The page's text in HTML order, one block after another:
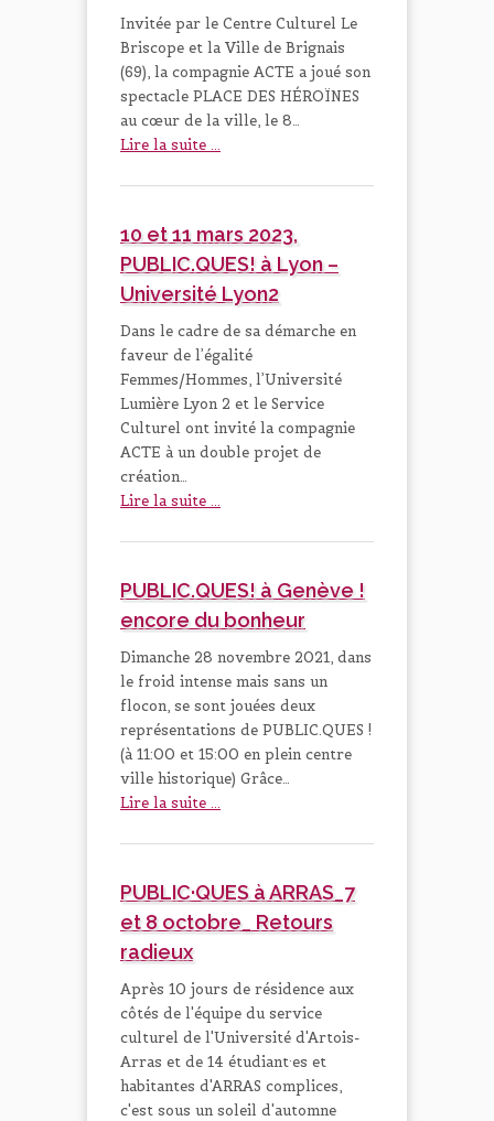
Invitée par le Centre Culturel Le
Briscope et la Ville de Brignais
(69), la compagnie ACTE a joué son
spectacle PLACE DES HÉROÏNES
au cœur de la ville, le 8…
Lire la suite ...
10 et 11 mars 2023,
PUBLIC.QUES! à Lyon –
Université Lyon2
Dans le cadre de sa démarche en
faveur de l’égalité
Femmes/Hommes, l’Université
Lumière Lyon 2 et le Service
Culturel ont invité la compagnie
ACTE à un double projet de
création…
Lire la suite ...
PUBLIC.QUES! à Genève !
encore du bonheur
Dimanche 28 novembre 2021, dans
le froid intense mais sans un
flocon, se sont jouées deux
représentations de PUBLIC.QUES !
(à 11:00 et 15:00 en plein centre
ville historique) Grâce…
Lire la suite ...
PUBLIC·QUES à ARRAS_7
et 8 octobre_ Retours
radieux
Après 10 jours de résidence aux
côtés de l'équipe du service
culturel de l'Université d'Artois-
Arras et de 14 étudiant·es et
habitantes d'ARRAS complices,
c'est sous un soleil d'automne